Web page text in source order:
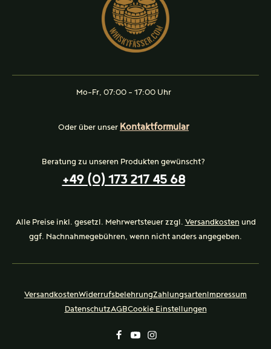
Mo-Fr, 07:00 - 17:00 Uhr
Oder über unser Kontaktformular
Beratung zu unseren Produkten gewünscht?
+49 (0) 173 217 45 68
Alle Preise inkl. gesetzl. Mehrwertsteuer zzgl. Versandkosten und
ggf. Nachnahmegebühren, wenn nicht anders angegeben.
VersandkostenWiderrufsbelehrungZahlungsartenImpressum
DatenschutzAGBCookie Einstellungen